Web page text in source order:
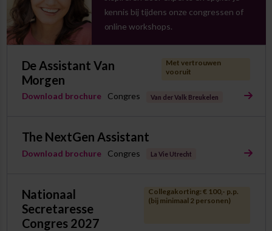
kennis bij tijdens onze congressen of
online workshops.
De Assistant Van
Morgen
Met vertrouwen
vooruit
Download brochure Congres Van der Valk Breukelen
The NextGen Assistant
Download brochure Congres La Vie Utrecht
Nationaal
Secretaresse
Congres 2027
Collegakorting: € 100,- p.p.
(bij minimaal 2 personen)